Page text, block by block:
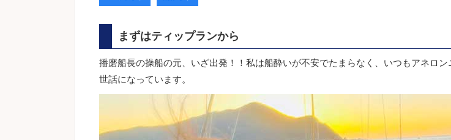
まずはティップランから
播磨船長の操船の元、いざ出発！！私は船酔いが不安でたまらなく、いつもアネロン
世話になっています。